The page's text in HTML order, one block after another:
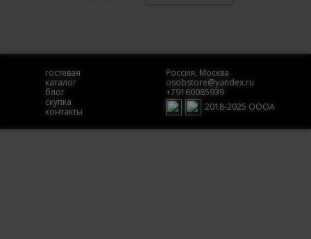
гостевая
каталог
блог
скупка
контакты
Россия, Москва
osobstore@yandex.ru
+79160085939
2018-2025 ОООА